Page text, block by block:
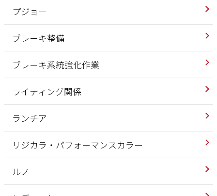
プジョー
ブレーキ整備
ブレーキ系統強化作業
ライティング関係
ランチア
リジカラ・パフォーマンスカラー
ルノー